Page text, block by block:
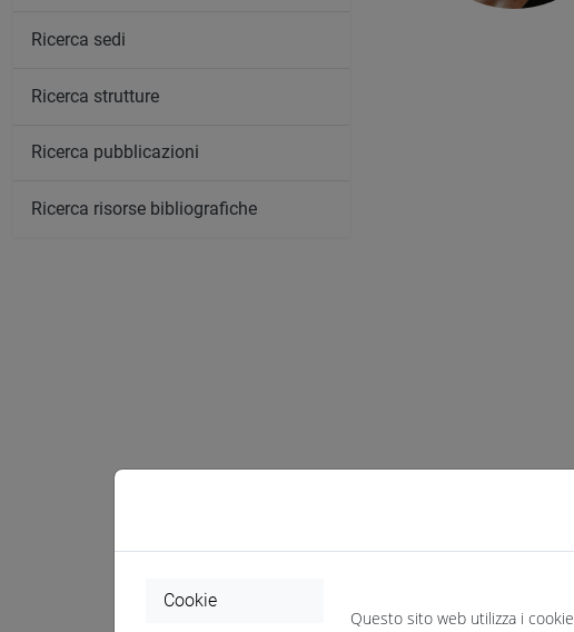
Comunicazioni
Ricerca sedi
Ricerca strutture
Ricerca pubblicazioni
Ricerca risorse bibliografiche
Cookie
Questo sito web utilizza i cookie